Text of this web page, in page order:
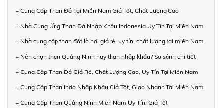
+ Cung Cấp Than Đá Tại Miền Nam Giá Tốt, Chất Lượng Cao
+ Nhà Cung Ứng Than Đá Nhập Khẩu Indonesia Uy Tín Tại Miền Nam
+ Nhà cung cấp than đốt lò hơi giá rẻ, uy tín, chất lượng tại miền Nam
+ Nên chọn than Quảng Ninh hay than nhập khẩu? So sánh chi tiết
+ Cung Cấp Than Đá Giá Rẻ, Chất Lượng Cao, Uy Tín Tại Miền Nam
+ Cung Cấp Than Indo Nhập Khẩu Giá Tốt, Giao Nhanh Tại Miền Nam
+ Cung Cấp Than Quảng Ninh Miền Nam Uy Tín, Giá Tốt